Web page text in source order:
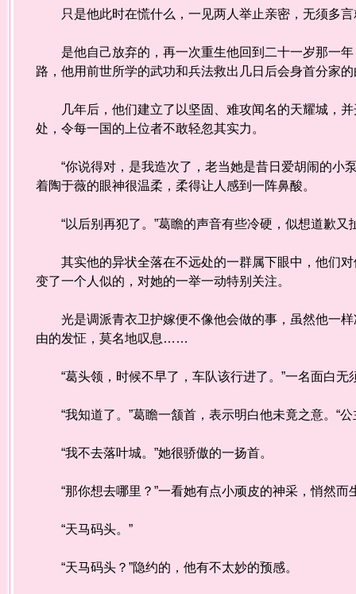
只是他此时在慌什么，一见两人举止亲密，无须多言
是他自己放弃的，再一次重生他回到二十一岁那一年
路，他用前世所学的武功和兵法救出几日后会身首分家
几年后，他们建立了以坚固、难攻闻名的天耀城，并
处，令每一国的上位者不敢轻忽其实力。
“你说得对，是我造次了，老当她是昔日爱胡闹的小
着陶于薇的眼神很温柔，柔得让人感到一阵鼻酸。
“以后别再犯了。”葛瞻的声音有些冷硬，似想道歉又
其实他的异状全落在不远处的一群属下眼中，他们对
变了一个人似的，对她的一举一动特别关注。
光是调派青衣卫护嫁便不像他会做的事，虽然他一样
由的发怔，莫名地叹息……
“葛头领，时候不早了，车队该行进了。”一名面白无
“我知道了。”葛瞻一颔首，表示明白他未竟之意。“公
“我不去落叶城。”她很骄傲的一扬首。
“那你想去哪里？”一看她有点小顽皮的神采，悄然而
“天马码头。”
“天马码头？”隐约的，他有不太妙的预感。